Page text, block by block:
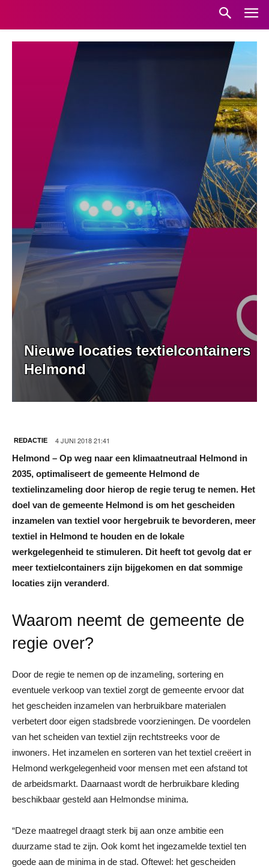
Nieuwe locaties textielcontainers
Helmond
REDACTIE 4 JUNI 2018 21:41
Helmond – Op weg naar een klimaatneutraal Helmond in
2035, optimaliseert de gemeente Helmond de
textielinzameling door hierop de regie terug te nemen. Het
doel van de gemeente Helmond is om het gescheiden
inzamelen van textiel voor hergebruik te bevorderen, meer
textiel in Helmond te houden en de lokale
werkgelegenheid te stimuleren. Dit heeft tot gevolg dat er
meer textielcontainers zijn bijgekomen en dat sommige
locaties zijn veranderd.
Waarom neemt de gemeente de
regie over?
Door de regie te nemen op de inzameling, sortering en
eventuele verkoop van textiel zorgt de gemeente ervoor dat
het gescheiden inzamelen van herbruikbare materialen
verbetert door eigen stadsbrede voorzieningen. De voordelen
van het scheiden van textiel zijn rechtstreeks voor de
inwoners. Het inzamelen en sorteren van het textiel creëert in
Helmond werkgelegenheid voor mensen met een afstand tot
de arbeidsmarkt. Daarnaast wordt de herbruikbare kleding
beschikbaar gesteld aan Helmondse minima.
“Deze maatregel draagt sterk bij aan onze ambitie een
duurzame stad te zijn. Ook komt het ingezamelde textiel ten
goede aan de minima in de stad. Oftewel: het gescheiden